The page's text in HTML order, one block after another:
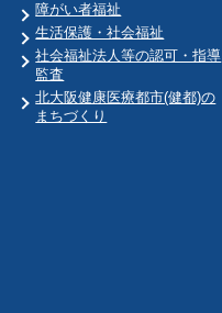
障がい者福祉
生活保護・社会福祉
社会福祉法人等の認可・指導
監査
北大阪健康医療都市(健都)の
まちづくり